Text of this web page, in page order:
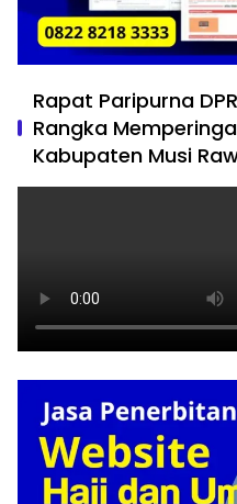
Rapat Paripurna
Rangka
Kabupaten Musi